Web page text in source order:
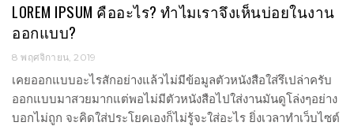
LOREM IPSUM คืออะไร? ทำไมเราจึงเห็นบ่อยในงาน
ออกแบบ?
8 พฤศจิกายน, 2019
เคยออกแบบอะไรสักอย่างแล้วไม่มีข้อมูลตัวหนังสือใส่รึเปล่าครับ
ออกแบบมาสวยมากแต่พอไม่มีตัวหนังสือไปใส่งานมันดูโล่งๆอย่าง
บอกไม่ถูก จะคิดใส่ประโยคเองก็ไม่รู้จะใส่อะไร ยิ่งเวลาทำเว็บไซต์